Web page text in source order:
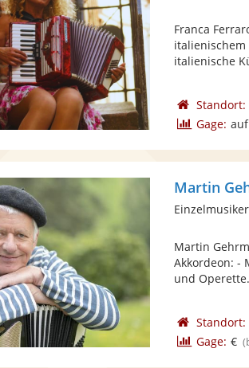
Franca
italienischem
italienische
Standort:
Gage:
Martin
Martin
Akkordeon: -
und
Standort:
Gage: €